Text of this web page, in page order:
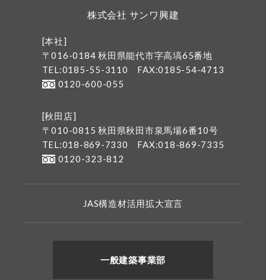
株式会社 サンワ興建
[本社]
〒016-0184 秋田県能代市字高塙65番地
TEL:0185-55-3110
FAX:0185-54-4713
0120-600-055
[秋田店]
〒010-0815 秋田県秋田市泉馬場6番10号
TEL:018-869-7330
FAX:018-869-7335
0120-323-812
JAS構造材活用拡大宣言
一般建築事業部